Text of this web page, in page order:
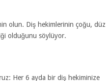
olun. Diş hekimlerinin çoğu, düz
olduğunu söylüyor.
Her 6 ayda bir diş hekiminize